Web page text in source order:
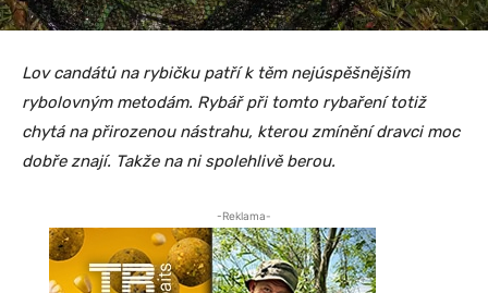
Lov candátů na rybičku patří k těm nejúspěšnějším
rybolovným metodám. Rybář při tomto rybaření totiž
chytá na přirozenou nástrahu, kterou zmínění dravci moc
dobře znají. Takže na ni spolehlivě berou.
-Reklama-